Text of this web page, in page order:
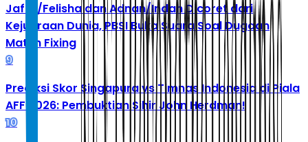
Jafar/Felisha dan Adnan/Indah Dicoret dari
Kejuaraan Dunia, PBSI Buka Suara Soal Dugaan
Match Fixing
9
Prediksi Skor Singapura vs Timnas Indonesia di Piala
AFF 2026: Pembuktian Sihir John Herdman!
10